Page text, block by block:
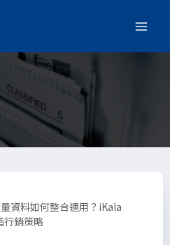
資料如何整合運用？iKala
行銷策略